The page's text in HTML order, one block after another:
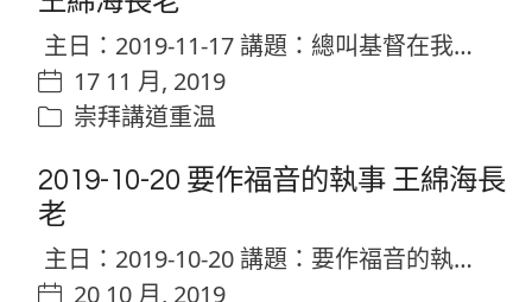
主日：2019-11-17 講題：總叫基督在我…
17 11 月, 2019
崇拜講道重温
2019-10-20 要作福音的執事 王綿海長
老
主日：2019-10-20 講題：要作福音的執…
20 10 月, 2019